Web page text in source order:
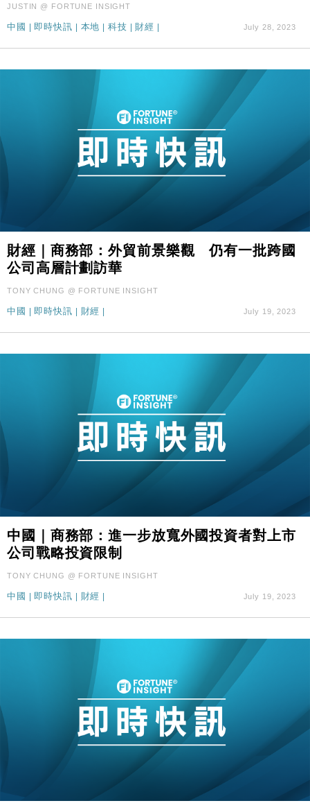
JUSTIN @ FORTUNE INSIGHT
中國 即時快訊 本地 科技 財經 July 28, 2023
財經｜商務部：外貿前景樂觀 仍有一批跨國
公司高層計劃訪華
TONY CHUNG @ FORTUNE INSIGHT
中國 即時快訊 財經 July 19, 2023
中國｜商務部：進一步放寬外國投資者對上市
公司戰略投資限制
TONY CHUNG @ FORTUNE INSIGHT
中國 | 即時快訊 | 財經 | July 19, 2023